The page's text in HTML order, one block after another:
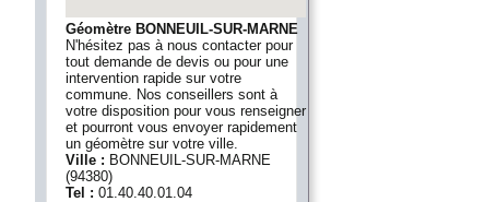
Géomètre BONNEUIL-SUR-MARNE
N'hésitez pas à nous contacter pour
tout demande de devis ou pour une
intervention rapide sur votre
commune. Nos conseillers sont à
votre disposition pour vous renseigner
et pourront vous envoyer rapidement
un géomètre sur votre ville.
Ville : BONNEUIL-SUR-MARNE
(94380)
Tel : 01.40.40.01.04